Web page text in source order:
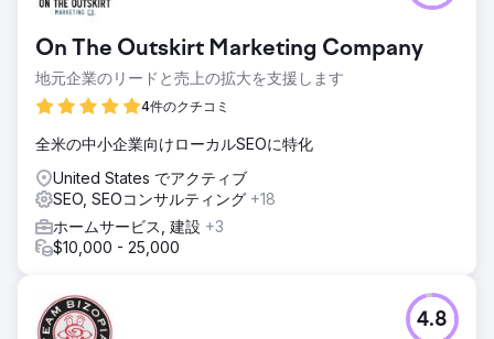
On The Outskirt Marketing Company
地元企業のリードと売上の拡大を支援します
4件のクチコミ
全米の中小企業向けローカルSEOに特化
United States でアクティブ
SEO, SEOコンサルティング +18
ホームサービス, 建設 +3
$10,000 - 25,000
4.8